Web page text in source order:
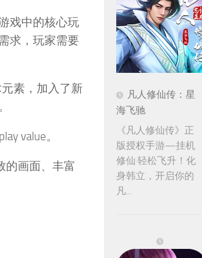
戏中的核心玩
求，玩家需要
素，加入了新
value。
的画面、丰富
凡人修仙传：星
海飞驰
《凡人修仙传》正
版授权手游—挂机
修仙·轻松飞升！化
身韩立，开启你的
凡...